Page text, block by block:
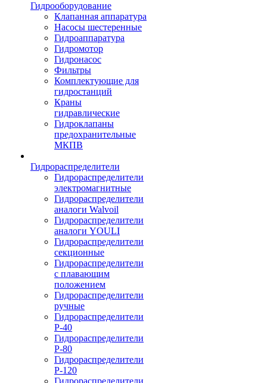
Гидрооборудование
Клапанная аппаратура
Насосы шестеренные
Гидроаппаратура
Гидромотор
Гидронасос
Фильтры
Комплектующие для
гидростанций
Краны
гидравлические
Гидроклапаны
предохранительные
МКПВ
Гидрораспределители
Гидрораспределители
электромагнитные
Гидрораспределители
аналоги Walvoil
Гидрораспределители
аналоги YOULI
Гидрораспределители
секционные
Гидрораспределители
с плавающим
положением
Гидрораспределители
ручные
Гидрораспределители
Р-40
Гидрораспределители
Р-80
Гидрораспределители
Р-120
Гидрораспределители